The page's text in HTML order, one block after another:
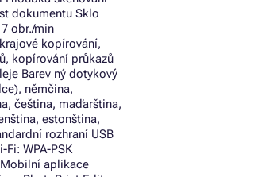
dokumentu Sklo
obr./min
kopírování,
kopírování průkazů
Barev ný dotykový
němčina,
čeština, maďarština,
estonština,
rozhraní USB
WPA-PSK
Mobilní aplikace